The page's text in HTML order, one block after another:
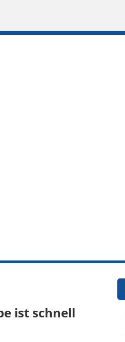
ist schnell